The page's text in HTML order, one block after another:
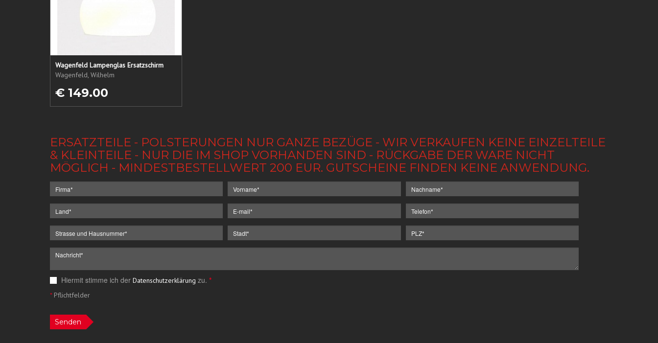
Wagenfeld Lampenglas Ersatzschirm
Wagenfeld, Wilhelm
€ 149.00
ERSATZTEILE - POLSTERUNGEN NUR GANZE BEZÜGE - WIR VERKAUFEN KEINE EINZELTEILE
& KLEINTEILE - NUR DIE IM SHOP VORHANDEN SIND - RÜCKGABE DER WARE NICHT
MÖGLICH - MINDESTBESTELLWERT 200 EUR. GUTSCHEINE FINDEN KEINE ANWENDUNG.
Hiermit stimme ich der Datenschutzerklärung zu. *
*Pflichtfelder
Senden